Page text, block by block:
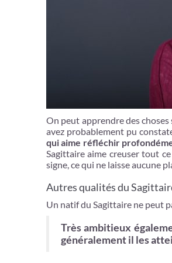
On peut apprendre des choses
avez probablement pu
qui aime réfléchir
Sagittaire aime creuser tout
signe, ce qui ne laisse aucune
Autres qualités du
Un natif du Sagittaire ne peut
Très ambitieux
généralement il les